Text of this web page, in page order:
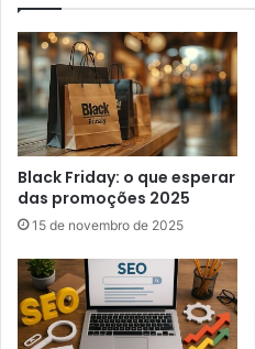
Black Friday: o que esperar
das promoções 2025
15 de novembro de 2025